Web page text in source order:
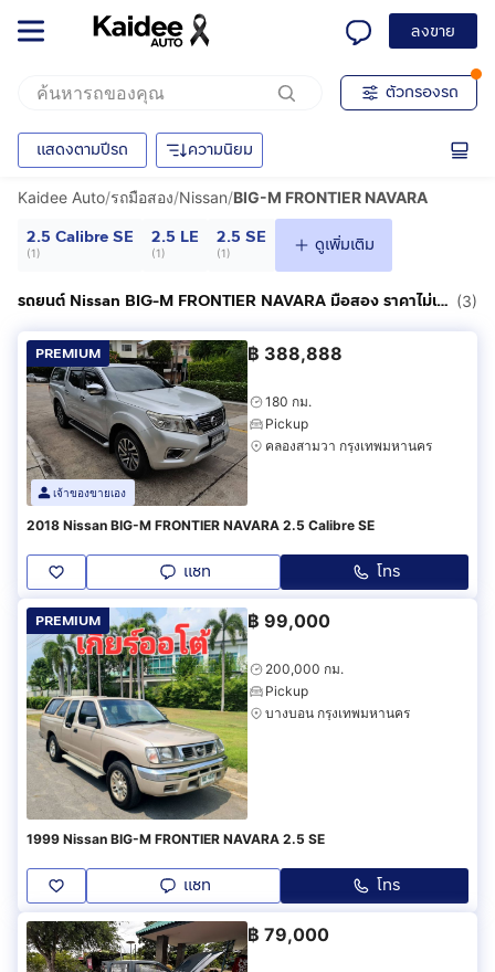
ลงขาย
ตัวกรองรถ
แสดงตามปีรถ ความนิยม
Kaidee Auto/รถมือสอง/Nissan/BIG-M FRONTIER NAVARA
2.5 Calibre SE
(1)
2.5 LE
(1)
2.5 SE
(1) ดูเพิ่มเติม
รถยนต์ Nissan BIG-M FRONTIER NAVARA มือสอง ราคาไม่เกิน 400,000฿ (3)
PREMIUM
เจ้าของขายเอง
฿ 388,888
180 กม.
Pickup
คลองสามวา กรุงเทพมหานคร
2018 Nissan BIG-M FRONTIER NAVARA 2.5 Calibre SE
แชท โทร
PREMIUM ฿ 99,000
200,000 กม.
Pickup
บางบอน กรุงเทพมหานคร
1999 Nissan BIG-M FRONTIER NAVARA 2.5 SE
แชท โทร
฿ 79,000